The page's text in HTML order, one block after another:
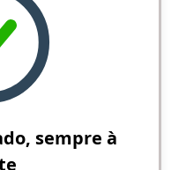
sempre à